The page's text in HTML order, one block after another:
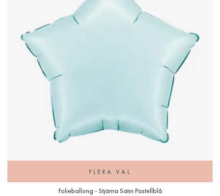
FLERA VAL
Folieballong - Stjärna Satin Pastellblå